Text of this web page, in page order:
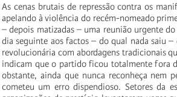
As cenas brutais de repressão contra os
apelando à violência do recém-nomeado
– depois matizadas – uma reunião urgente
dia seguinte aos factos – do qual nada saiu –
revolucionária com abordagens tradicionais
indicam que o partido ficou totalmente fora
obstante, ainda que nunca reconheça nem
cometeu um erro dispendioso. Setores da